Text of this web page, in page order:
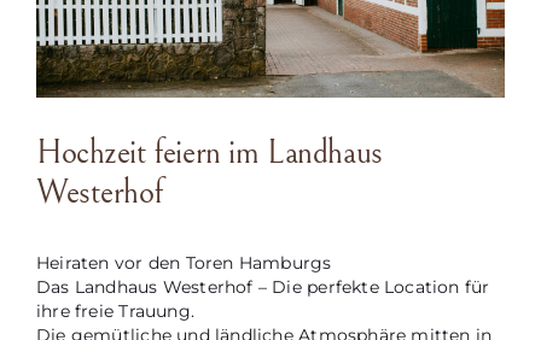
Hochzeit feiern im Landhaus
Westerhof
Heiraten vor den Toren Hamburgs
Das Landhaus Westerhof – Die perfekte Location für
ihre freie Trauung.
Die gemütliche und ländliche Atmosphäre mitten in